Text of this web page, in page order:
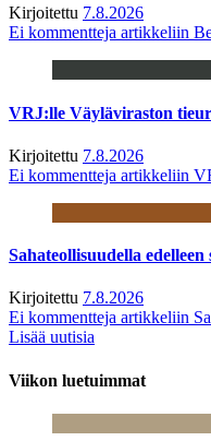
Kirjoitettu 7.8.2026
Ei kommentteja artikkeliin
VRJ:lle Väyläviraston
Kirjoitettu 7.8.2026
Ei kommentteja artikkeliin
Sahateollisuudella
Kirjoitettu 7.8.2026
Ei kommentteja artikkeliin
Lisää uutisia
Viikon luetuimmat